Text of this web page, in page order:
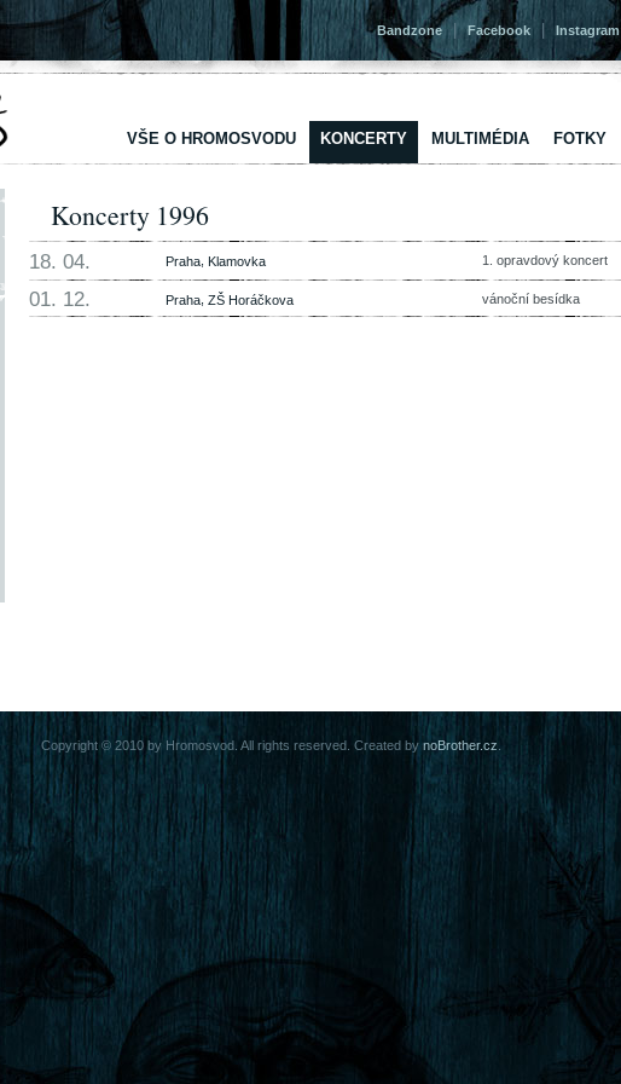
Bandzone | Facebook Instagram
Koncerty 1996
18. 04. Praha Klamovka 1. opravdový koncert
01. 12. Praha ZŠ Horáčkova vánoční besídka
VŠE O HROMOSVODU KONCERTY MULTIMÉDIA FOTKY
Copyright © 2010 by Hromosvod. All rights reserved. Created by noBrother.cz